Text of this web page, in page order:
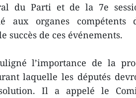
du Parti et de la 7e
aux organes compétents
succès de ces événements.
l’importance de la
laquelle les députés
Il a appelé le